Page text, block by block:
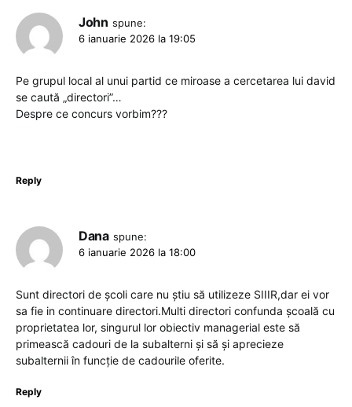
John spune:
6 ianuarie 2026 la 19:05
Pe grupul local al unui partid ce miroase a cercetarea lui david
se caută „directori”…
Despre ce concurs vorbim???
Reply
Dana spune:
6 ianuarie 2026 la 18:00
Sunt directori de școli care nu știu să utilizeze SIIIR,dar ei vor
sa fie in continuare directori.Multi directori confunda școală cu
proprietatea lor, singurul lor obiectiv managerial este să
primească cadouri de la subalterni și să și aprecieze
subalternii în funcție de cadourile oferite.
Reply